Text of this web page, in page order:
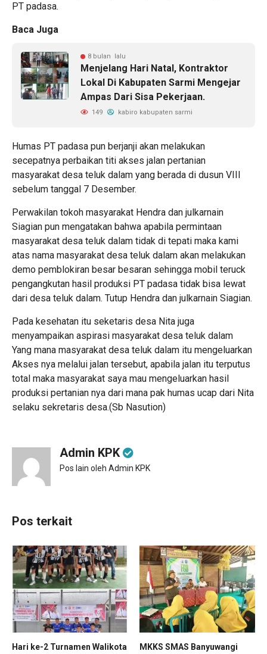
PT padasa.
Baca Juga
8 bulan lalu
Menjelang Hari Natal, Kontraktor
Lokal Di Kabupaten Sarmi Mengejar
Ampas Dari Sisa Pekerjaan.
149 kabiro kabupaten sarmi
Humas PT padasa pun berjanji akan melakukan
secepatnya perbaikan titi akses jalan pertanian
masyarakat desa teluk dalam yang berada di dusun VIII
sebelum tanggal 7 Desember.
Perwakilan tokoh masyarakat Hendra dan julkarnain
Siagian pun mengatakan bahwa apabila permintaan
masyarakat desa teluk dalam tidak di tepati maka kami
atas nama masyarakat desa teluk dalam akan melakukan
demo pemblokiran besar besaran sehingga mobil teruck
pengangkutan hasil produksi PT padasa tidak bisa lewat
dari desa teluk dalam. Tutup Hendra dan julkarnain Siagian.
Pada kesehatan itu seketaris desa Nita juga
menyampaikan aspirasi masyarakat desa teluk dalam
Yang mana masyarakat desa teluk dalam itu mengeluarkan
Akses nya melalui jalan tersebut, apabila jalan itu terputus
total maka masyarakat saya mau mengeluarkan hasil
produksi pertanian nya dari mana pak humas ucap dari Nita
selaku sekretaris desa.(Sb Nasution)
Admin KPK
Pos lain oleh Admin KPK
Pos terkait
Hari ke-2 Turnamen Walikota
MKKS SMAS Banyuwangi